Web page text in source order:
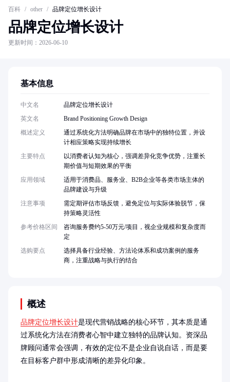
百科 / other / 品牌定位增长设计
品牌定位增长设计
更新时间：2026-06-10
概述
品牌定位增长设计是现代营销战略的核心环节，其本质是通
过系统化方法在消费者心智中建立独特的品牌认知。资深品
牌顾问通常会强调，有效的定位不是企业自说自话，而是要
在目标客户群中形成清晰的差异化印象。
基本信息
中文名
品牌定位增长设计
英文名
Brand Positioning Growth Design
概述定义
通过系统化方法明确品牌在市场中的独特位置，并设
计相应策略实现持续增长
主要特点
以消费者认知为核心，强调差异化竞争优势，注重长
期价值与短期效果的平衡
应用领域
适用于消费品、服务业、B2B企业等各类市场主体的
品牌建设与升级
注意事项
需定期评估市场反馈，避免定位与实际体验脱节，保
持策略灵活性
参考价格区间
咨询服务费约5-50万元/项目，视企业规模和复杂度而
定
选购要点
选择具备行业经验、方法论体系和成功案例的服务
商，注重战略与执行的结合